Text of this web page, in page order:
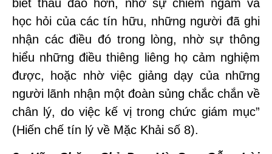
biết thấu đáo hơn, nhờ sự chiêm ngắm và
học hỏi của các tín hữu, những người đã ghi
nhận các điều đó trong lòng, nhờ sự thông
hiểu những điều thiêng liêng họ cảm nghiệm
được, hoặc nhờ việc giảng dạy của những
người lãnh nhận một đoàn sủng chắc chắn về
chân lý, do việc kế vị trong chức giám mục”
(Hiến chế tín lý về Mặc Khải số 8).